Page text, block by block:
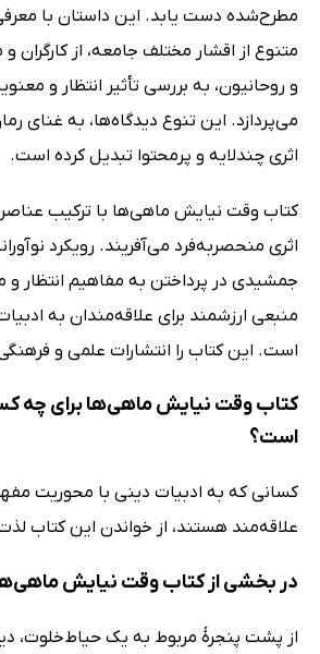
مطرح‌شده دست یابد. این داستان با
متنوع از اقشار مختلف جامعه، از کارگران
و روحانیون، به بررسی تأثیر انتظار و
می‌پردازد. این تنوع دیدگاه‌ها، به غنای
اثری چندلایه و پرمحتوا تبدیل کرده است.
کتاب وقت نیایش ماهی‌ها با ترکیب
اثری منحصربه‌فرد می‌آفریند. رویکرد
جمشیدی در پرداختن به مفاهیم انتظار و
منبعی ارزشمند برای علاقه‌مندان به
است. این کتاب را انتشارات علمی و
کتاب وقت نیایش ماهی‌ها برای چه
است؟
کسانی که به ادبیات دینی با محوریت
علاقه‌مند هستند، از خواندن این کتاب
در بخشی از کتاب وقت نیایش
از پشت پنجرۀ مربوط به یک حیاط‌خلوت،